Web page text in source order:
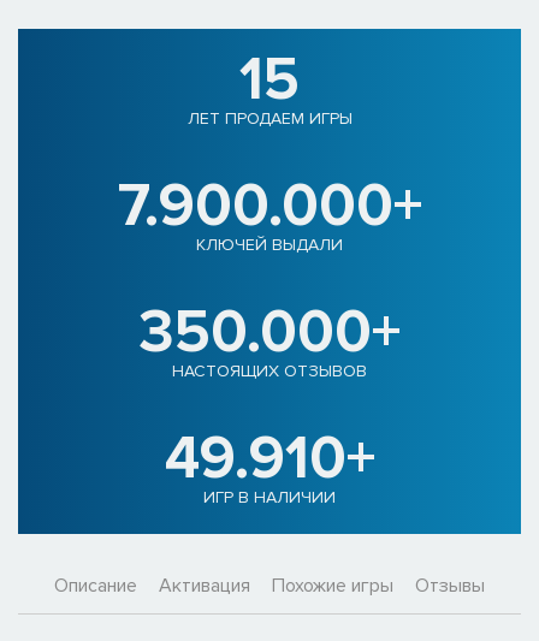
15
ЛЕТ ПРОДАЕМ ИГРЫ
7.900.000+
КЛЮЧЕЙ ВЫДАЛИ
350.000+
НАСТОЯЩИХ ОТЗЫВОВ
49.910+
ИГР В НАЛИЧИИ
Описание Активация Похожие игры Отзывы